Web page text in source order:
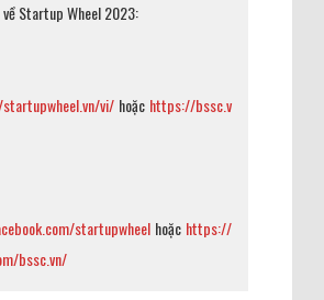
Startup Wheel 2023:
vi/ hoặc https://bssc.v
startupwheel hoặc https://
bssc.vn/